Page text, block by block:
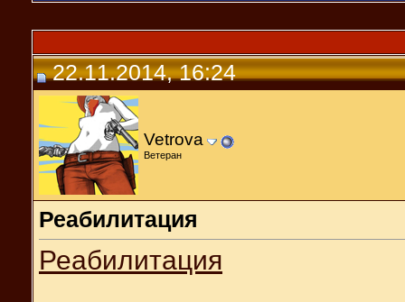
22.11.2014, 16:24
Vetrova
Ветеран
Реабилитация
Реабилитация